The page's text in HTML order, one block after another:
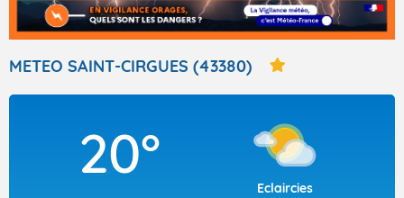
TOUS LES RÉSULTATS
Articles
METEO SAINT-CIRGUES (43380)
20°
Eclaircies